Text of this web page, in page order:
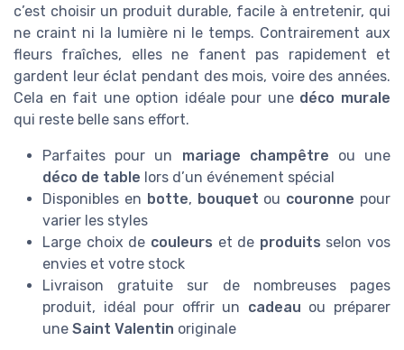
c’est choisir un produit durable, facile à entretenir, qui
ne craint ni la lumière ni le temps. Contrairement aux
fleurs fraîches, elles ne fanent pas rapidement et
gardent leur éclat pendant des mois, voire des années.
Cela en fait une option idéale pour une déco murale
qui reste belle sans effort.
Parfaites pour un mariage champêtre ou une
déco de table lors d’un événement spécial
Disponibles en botte, bouquet ou couronne pour
varier les styles
Large choix de couleurs et de produits selon vos
envies et votre stock
Livraison gratuite sur de nombreuses pages
produit, idéal pour offrir un cadeau ou préparer
une Saint Valentin originale